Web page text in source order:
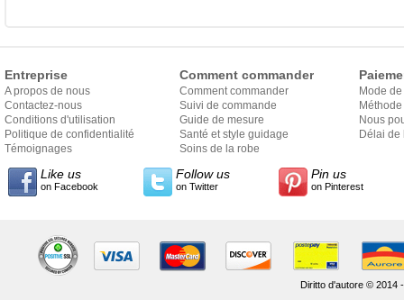
Entreprise
A propos de nous
Contactez-nous
Conditions d'utilisation
Politique de confidentialité
Témoignages
Comment commander
Comment commander
Suivi de commande
Guide de mesure
Santé et style guidage
Soins de la robe
Mode
Nous
Délai de
Like us
on Facebook
Follow us
on Twitter
Pin us
on Pinterest
Diritto d'autore © 2014